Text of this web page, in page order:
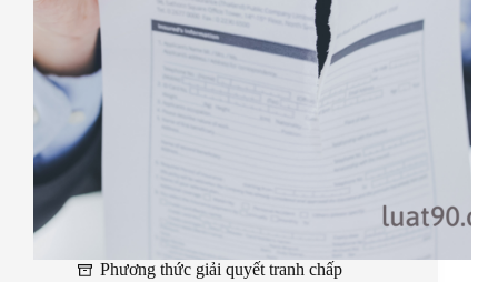
Phương thức giải quyết tranh chấp